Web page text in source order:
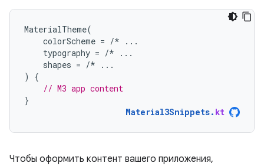
MaterialTheme(
colorScheme = /*
...
typography = /*
...
shapes = /*
...
)
{
// M3 app content
}
Material3Snippets. kt
Чтобы оформить контент вашего приложения,